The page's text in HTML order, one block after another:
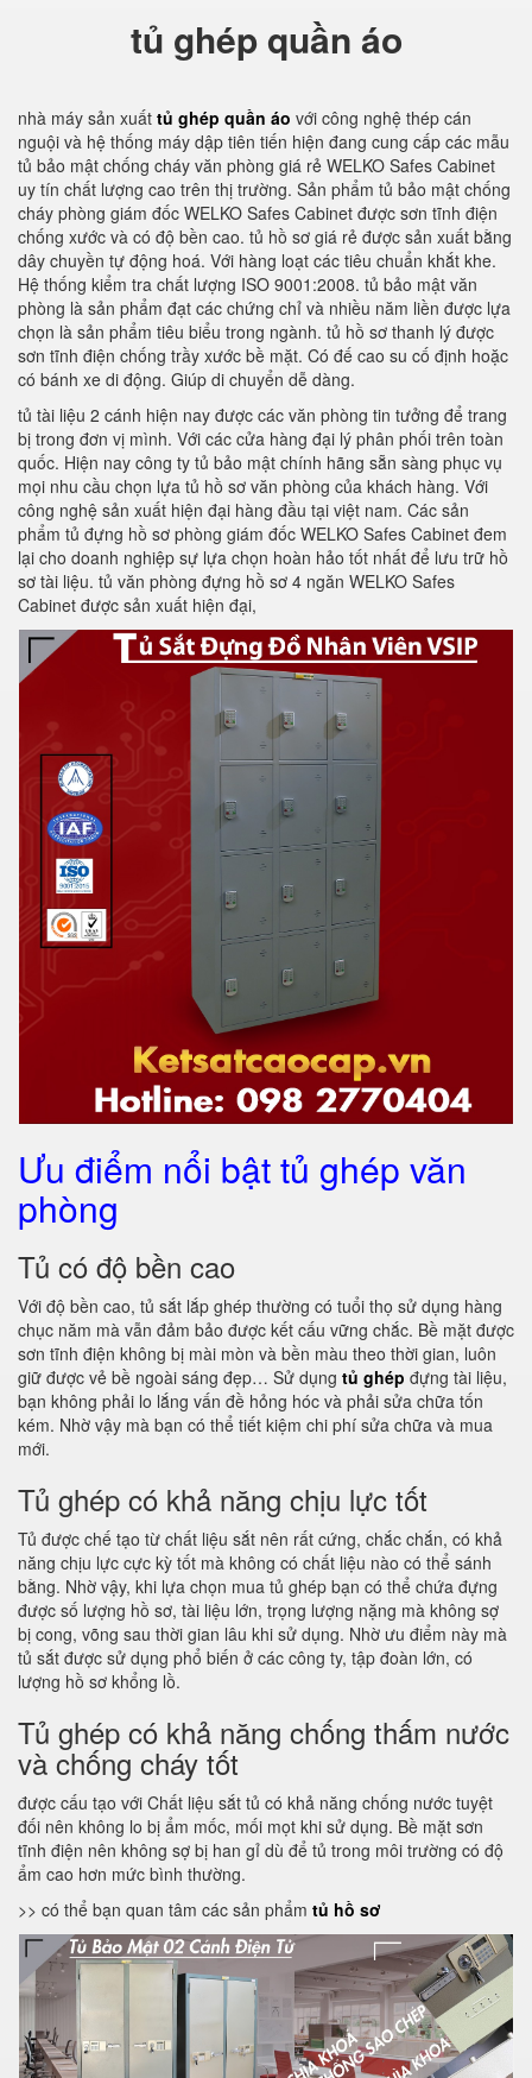
tủ ghép quần áo
nhà máy sản xuất tủ ghép quần áo với công nghệ thép cán
nguội và hệ thống máy dập tiên tiến hiện đang cung cấp các mẫu
tủ bảo mật chống cháy văn phòng giá rẻ WELKO Safes Cabinet
uy tín chất lượng cao trên thị trường. Sản phẩm tủ bảo mật chống
cháy phòng giám đốc WELKO Safes Cabinet được sơn tĩnh điện
chống xước và có độ bền cao. tủ hồ sơ giá rẻ được sản xuất bằng
dây chuyền tự động hoá. Với hàng loạt các tiêu chuẩn khắt khe.
Hệ thống kiểm tra chất lượng ISO 9001:2008. tủ bảo mật văn
phòng là sản phẩm đạt các chứng chỉ và nhiều năm liền được lựa
chọn là sản phẩm tiêu biểu trong ngành. tủ hồ sơ thanh lý được
sơn tĩnh điện chống trầy xước bề mặt. Có đế cao su cố định hoặc
có bánh xe di động. Giúp di chuyển dễ dàng.
tủ tài liệu 2 cánh hiện nay được các văn phòng tin tưởng để trang
bị trong đơn vị mình. Với các cửa hàng đại lý phân phối trên toàn
quốc. Hiện nay công ty tủ bảo mật chính hãng sẵn sàng phục vụ
mọi nhu cầu chọn lựa tủ hồ sơ văn phòng của khách hàng. Với
công nghệ sản xuất hiện đại hàng đầu tại việt nam. Các sản
phẩm tủ đựng hồ sơ phòng giám đốc WELKO Safes Cabinet đem
lại cho doanh nghiệp sự lựa chọn hoàn hảo tốt nhất để lưu trữ hồ
sơ tài liệu. tủ văn phòng đựng hồ sơ 4 ngăn WELKO Safes
Cabinet được sản xuất hiện đại,
Ưu điểm nổi bật tủ ghép văn
phòng
Tủ có độ bền cao
Với độ bền cao, tủ sắt lắp ghép thường có tuổi thọ sử dụng hàng
chục năm mà vẫn đảm bảo được kết cấu vững chắc. Bề mặt được
sơn tĩnh điện không bị mài mòn và bền màu theo thời gian, luôn
giữ được vẻ bề ngoài sáng đẹp… Sử dụng tủ ghép đựng tài liệu,
bạn không phải lo lắng vấn đề hỏng hóc và phải sửa chữa tốn
kém. Nhờ vậy mà bạn có thể tiết kiệm chi phí sửa chữa và mua
mới.
Tủ ghép có khả năng chịu lực tốt
Tủ được chế tạo từ chất liệu sắt nên rất cứng, chắc chắn, có khả
năng chịu lực cực kỳ tốt mà không có chất liệu nào có thể sánh
bằng. Nhờ vậy, khi lựa chọn mua tủ ghép bạn có thể chứa đựng
được số lượng hồ sơ, tài liệu lớn, trọng lượng nặng mà không sợ
bị cong, võng sau thời gian lâu khi sử dụng. Nhờ ưu điểm này mà
tủ sắt được sử dụng phổ biến ở các công ty, tập đoàn lớn, có
lượng hồ sơ khổng lồ.
Tủ ghép có khả năng chống thấm nước
và chống cháy tốt
được cấu tạo với Chất liệu sắt tủ có khả năng chống nước tuyệt
đối nên không lo bị ẩm mốc, mối mọt khi sử dụng. Bề mặt sơn
tĩnh điện nên không sợ bị han gỉ dù để tủ trong môi trường có độ
ẩm cao hơn mức bình thường.
>> có thể bạn quan tâm các sản phẩm tủ hồ sơ